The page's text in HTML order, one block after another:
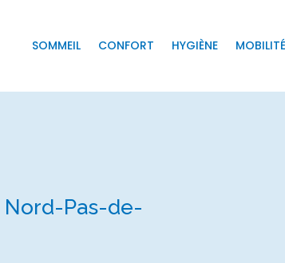
SOMMEIL CONFORT HYGIÈNE MOBILITÉ
Pas-de-